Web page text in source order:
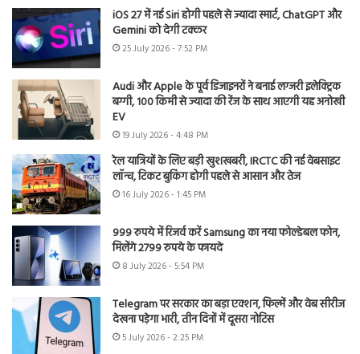
iOS 27 में नई Siri होगी पहले से ज्यादा स्मार्ट, ChatGPT और
Gemini को देगी टक्कर
25 July 2026 - 7:52 PM
Audi और Apple के पूर्व डिजाइनरों ने बनाई लग्जरी इलेक्ट्रिक
बग्गी, 100 किमी से ज्यादा की रेंज के साथ आएगी यह अनोखी
EV
19 July 2026 - 4:48 PM
रेल यात्रियों के लिए बड़ी खुशखबरी, IRCTC की नई वेबसाइट
लॉन्च, टिकट बुकिंग होगी पहले से आसान और तेज
16 July 2026 - 1:45 PM
999 रुपये में रिजर्व करें Samsung का नया फोल्डेबल फोन,
मिलेंगे 2799 रुपये के फायदे
8 July 2026 - 5:54 PM
Telegram पर सरकार का बड़ा एक्शन, फिल्में और वेब सीरीज
देखना पड़ेगा भारी, तीन दिनों में दूसरा नोटिस
5 July 2026 - 2:25 PM